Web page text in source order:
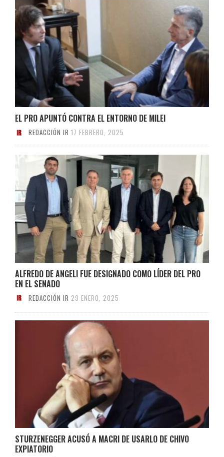
EL PRO APUNTÓ CONTRA EL ENTORNO DE MILEI
REDACCIÓN IR 17 FEBRERO, 2025
ALFREDO DE ANGELI FUE DESIGNADO COMO LÍDER DEL PRO
EN EL SENADO
REDACCIÓN IR 29 ENERO, 2025
STURZENEGGER ACUSÓ A MACRI DE USARLO DE CHIVO
EXPIATORIO